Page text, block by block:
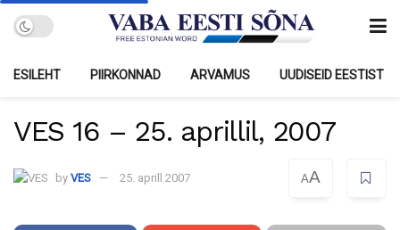
ESILEHT PIIRKONNAD ARVAMUS UUDISEID EESTIST
VES 16 – 25. aprillil, 2007
by VES 25. aprill 2007 AA